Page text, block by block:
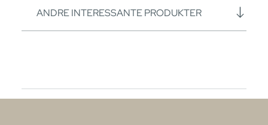
ANDRE INTERESSANTE PRODUKTER